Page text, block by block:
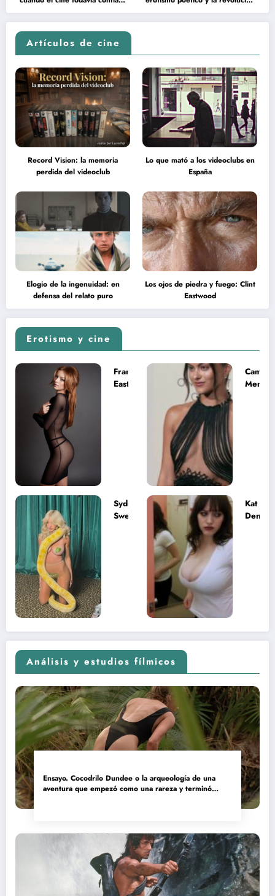
en la inteligencia del espectador
psicodélica de Jean Rollin
Artículos de cine
Record Vision: la memoria
perdida del videoclub
Lo que mató a los videoclubs en
España
Elogio de la ingenuidad: en
defensa del relato puro
Los ojos de piedra y fuego: Clint
Eastwood
Erotismo y cine
Francesca
Eastwood y
Camila
Mendes
Sydney
Sweeney
adolescente
Kat
Análisis y estudios fílmicos
Ensayo. Cocodrilo Dundee o la arqueología de una
aventura que empezó como una rareza y terminó